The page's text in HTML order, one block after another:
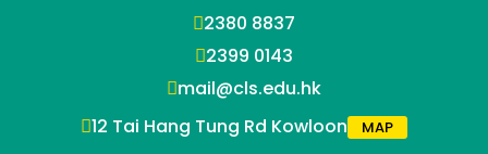
2380 8837
2399 0143
mail@cls.edu.hk
12 Tai Hang Tung Rd Kowloon
MAP